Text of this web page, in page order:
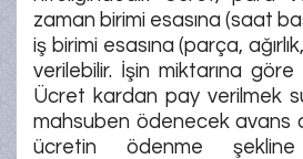
zaman birimi esasına (saat
iş birimi esasına (parça,
verilebilir. İşin miktarına
Ücret kardan pay verilmek
mahsuben ödenecek avans
ücretin ödenme